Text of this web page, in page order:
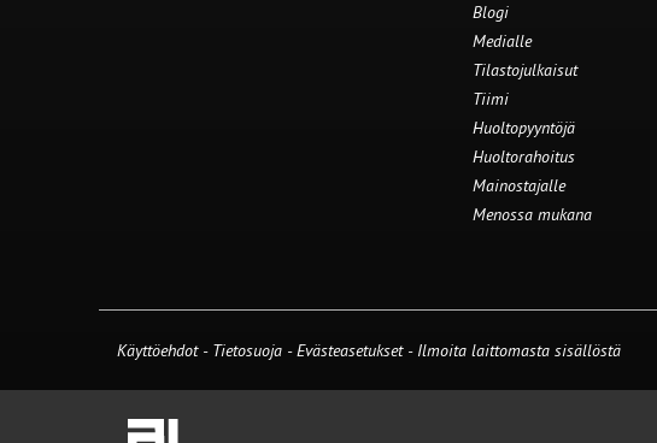
Blogi
Medialle
Tilastojulkaisut
Tiimi
Huoltopyyntöjä
Huoltorahoitus
Mainostajalle
Menossa mukana
Käyttöehdot - Tietosuoja -Evästeasetukset- Ilmoita laittomasta sisällöstä